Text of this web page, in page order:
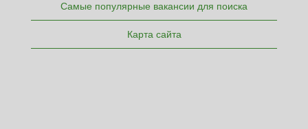
Самые популярные вакансии для поиска
Карта сайта